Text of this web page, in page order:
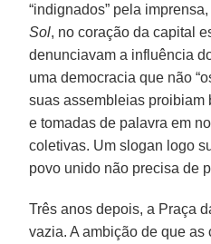
“indignados” pela
Sol, no coração da capital
denunciavam a influência
uma democracia que não
suas assembleias
e tomadas de palavra em
coletivas. Um slogan logo
povo unido não precisa de
Três anos depois, a Praça
vazia. A ambição de que as